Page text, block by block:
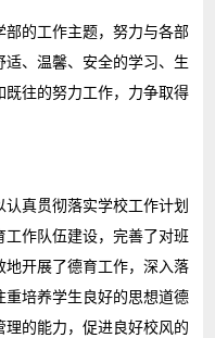
部的工作主题，努力与各部
、温馨、安全的学习、生
往的努力工作，力争取得
真贯彻落实学校工作计划
作队伍建设，完善了对班
开展了德育工作，深入落
培养学生良好的思想道德
的能力，促进良好校风的